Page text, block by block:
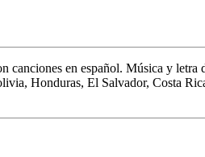
canciones en español. Música y letra
Honduras, El Salvador, Costa